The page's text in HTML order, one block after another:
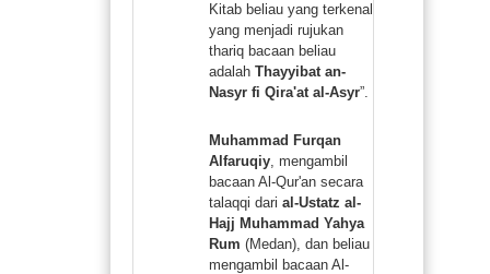
Kitab beliau yang terkenal
yang menjadi rujukan
thariq bacaan beliau
adalah Thayyibat an-
Nasyr fi Qira'at al-Asyr”.
Muhammad Furqan
Alfaruqiy, mengambil
bacaan Al-Qur'an secara
talaqqi dari al-Ustatz al-
Hajj Muhammad Yahya
Rum (Medan), dan beliau
mengambil bacaan Al-